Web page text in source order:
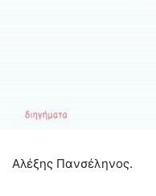
Αλέξης Πανσέληνος.